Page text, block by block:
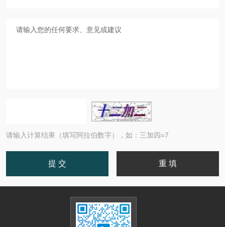
请输入计算结果（填写阿拉伯数字），如：三加四=7